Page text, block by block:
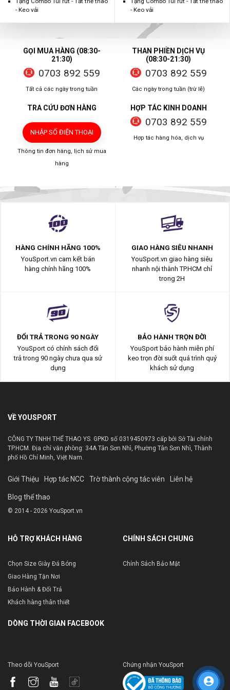
- Keo vải
- Keo vải
GỌI MUA HÀNG (08:30-
21:30)
0703 892 559
Tất cả các ngày trong tuần
THAN PHIỀN DỊCH VỤ
(08:30-21:30)
0703 892 559
Các ngày trong tuần (trừ lễ)
TRA CỨU ĐƠN HÀNG
NHẬP SỐ ĐIỆN THOẠI
Thông tin đơn hàng, lịch sử mua
hàng
HỢP TÁC KINH DOANH
0703 892 559
Hợp tác hàng hóa, dịch vụ
HÀNG CHÍNH HÃNG 100%
YouSport.vn cam kết bán
hàng chính hãng 100%
GIAO HÀNG SIÊU NHANH
YouSport.vn giao hàng siêu
nhanh nội thành TP.HCM chỉ
trong 2H
ĐỔI TRẢ TRONG 90 NGÀY
YouSport có chính sách đổi
trả trong 90 ngày chưa qua sử
dụng
BẢO HÀNH TRỌN ĐỜI
YouSport bảo hành miễn phí
keo trọn đời suốt quá trình quý
khách sử dụng
VỀ YOUSPORT
CÔNG TY TNHH THỂ THAO YS. GPKD số 0319450973 cấp bởi Sở Tài chính
TP.HCM. Địa chỉ văn phòng: 34A Tân Sơn Nhì, Phường Tân Sơn Nhì, Thành
phố Hồ Chí Minh, Việt Nam.
Giới Thiệu Hợp tác NCC Trờ thành cộng tác viên Liên hệ
Blog thể thao
© 2014 - 2026 YouSport.vn
HỖ TRỢ KHÁCH HÀNG
Chọn Size Giày Đá Bóng
Giao Hàng Tận Nơi
Bảo Hành & Đổi Trả
Khách hàng thân thiết
CHÍNH SÁCH CHUNG
Chính Sách Bảo Mật
DÒNG THỜI GIAN FACEBOOK
Theo dõi YouSport Chứng nhận YouSport